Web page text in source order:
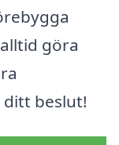
göra
beslut!